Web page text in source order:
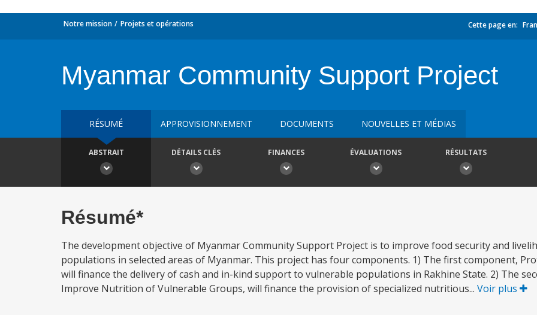
Notre mission Projets et opérations Cette page en:
Myanmar Community Support Project
RÉSUMÉ APPROVISIONNEMENT DOCUMENTS NOUVELLES ET MÉDIAS
ABSTRAIT DÉTAILS CLÉS FINANCES ÉVALUATIONS RÉSULTATS
Résumé*
The development objective of Myanmar Community Support Project is to improve food security and
populations in selected areas of Myanmar. This project has four components. 1) The first component,
will finance the delivery of cash and in-kind support to vulnerable populations in Rakhine State. 2) The
Improve Nutrition of Vulnerable Groups, will finance the provision of specialized nutritious... Voir plus